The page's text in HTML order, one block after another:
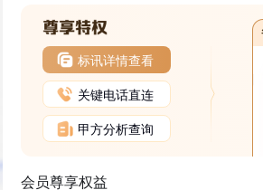
标讯详情查看
关键电话直连
甲方分析查询
会员尊享权益